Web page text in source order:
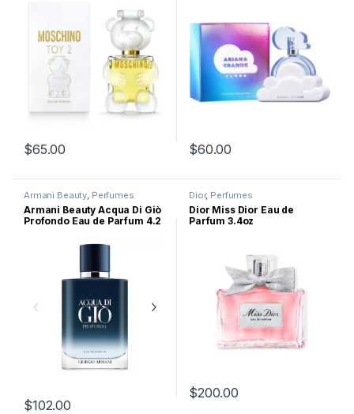
$65.00 $60.00
Armani Beauty, Perfumes
Armani Beauty Acqua Di Giò
Profondo Eau de Parfum 4.2
$102.00
Dior, Perfumes
Dior Miss Dior Eau de
Parfum 3.4oz
$200.00